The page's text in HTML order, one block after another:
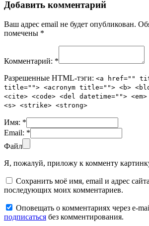
Добавить комментарий
Ваш адрес email не будет опубликован.
помечены *
Комментарий: *
Разрешенные HTML-тэги: <a href=""
title=""> <acronym title=""> <b>
<cite> <code> <del datetime="">
<s> <strike> <strong>
Имя: *
Email: *
Файл
Я, пожалуй, приложу к комменту
Сохранить моё имя, email и адрес
последующих моих комментариев.
Оповещать о комментариях через e-
подписаться без комментирования.